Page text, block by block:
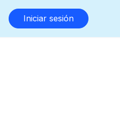
Iniciar sesión